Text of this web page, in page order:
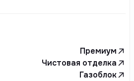
Премиум
Чистовая отделка
Газоблок